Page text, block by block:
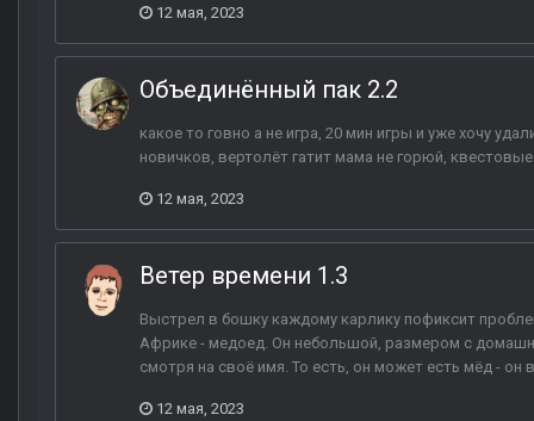
12 мая, 2023
Объединённый пак 2.2
какое то говно а не игра, 20 мин игры и уже хочу
новичков, вертолёт гатит мама не горюй,
12 мая, 2023
Ветер времени 1.3
Выстрел в бошку каждому карлику пофиксит
Африке - медоед. Он небольшой, размером с
смотря на своё имя. То есть, он может есть мёд - он
12 мая, 2023